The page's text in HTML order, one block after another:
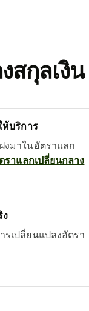
สกุลเงิน
ห้บริการ
งมาในอัตราแลก
ราแลกเปลี่ยนกลาง
ง
เปลี่ยนแปลงอัตรา